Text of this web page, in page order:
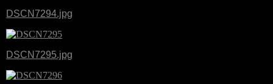
DSCN7294.jpg
DSCN7295.jpg